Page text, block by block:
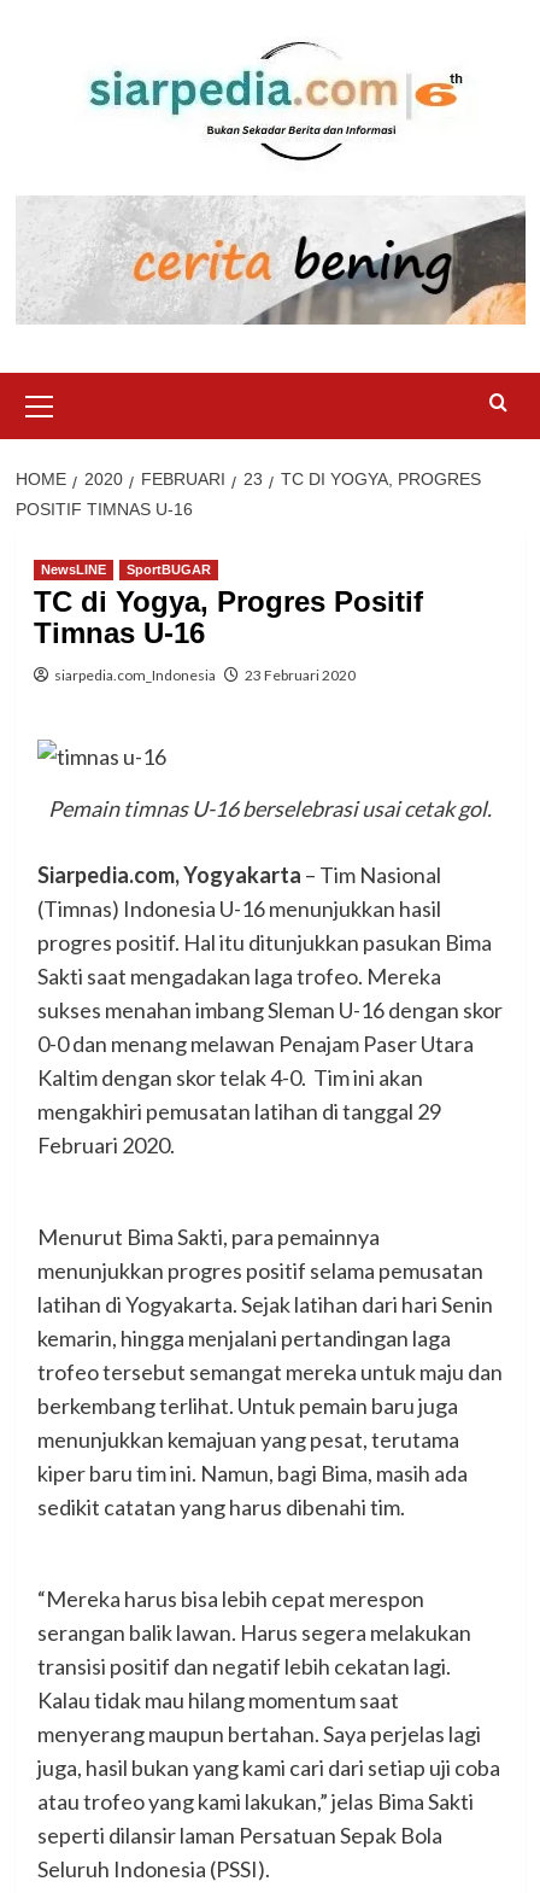
Menu
HOME 2020 FEBRUARI 23
TC DI YOGYA, PROGRES
POSITIF TIMNAS U-16
NewsLINE SportBUGAR
TC di Yogya, Progres Positif
Timnas U-16
siarpedia.com_Indonesia 23 Februari 2020
Pemain timnas U-16 berselebrasi usai cetak gol.
Siarpedia.com, Yogyakarta – Tim Nasional
(Timnas) Indonesia U-16 menunjukkan hasil
progres positif. Hal itu ditunjukkan pasukan Bima
Sakti saat mengadakan laga trofeo. Mereka
sukses menahan imbang Sleman U-16 dengan skor
0-0 dan menang melawan Penajam Paser Utara
Kaltim dengan skor telak 4-0. Tim ini akan
mengakhiri pemusatan latihan di tanggal 29
Februari 2020.
Menurut Bima Sakti, para pemainnya
menunjukkan progres positif selama pemusatan
latihan di Yogyakarta. Sejak latihan dari hari Senin
kemarin, hingga menjalani pertandingan laga
trofeo tersebut semangat mereka untuk maju dan
berkembang terlihat. Untuk pemain baru juga
menunjukkan kemajuan yang pesat, terutama
kiper baru tim ini. Namun, bagi Bima, masih ada
sedikit catatan yang harus dibenahi tim.
“Mereka harus bisa lebih cepat merespon
serangan balik lawan. Harus segera melakukan
transisi positif dan negatif lebih cekatan lagi.
Kalau tidak mau hilang momentum saat
menyerang maupun bertahan. Saya perjelas lagi
juga, hasil bukan yang kami cari dari setiap uji coba
atau trofeo yang kami lakukan,” jelas Bima Sakti
seperti dilansir laman Persatuan Sepak Bola
Seluruh Indonesia (PSSI).